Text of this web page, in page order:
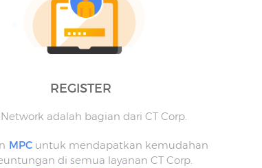
REGISTER
adalah bagian dari CT Corp.
MPCuntuk mendapatkan kemudahan
di semua layanan CT Corp.